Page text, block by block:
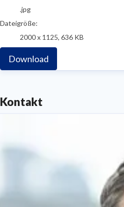
.jpg
Dateigröße:
2000 x 1125, 636 KB
Download
Kontakt